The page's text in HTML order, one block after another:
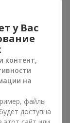
у Вас
контент,
на
файлы
доступна